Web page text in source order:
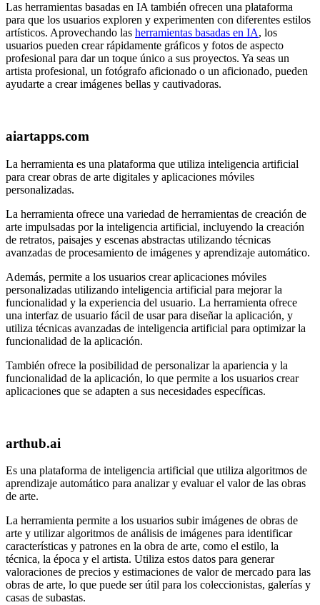
Las herramientas basadas en IA también ofrecen una plataforma
para que los usuarios exploren y experimenten con diferentes estilos
artísticos. Aprovechando las herramientas basadas en IA, los
usuarios pueden crear rápidamente gráficos y fotos de aspecto
profesional para dar un toque único a sus proyectos. Ya seas un
artista profesional, un fotógrafo aficionado o un aficionado, pueden
ayudarte a crear imágenes bellas y cautivadoras.
aiartapps.com
La herramienta es una plataforma que utiliza inteligencia artificial
para crear obras de arte digitales y aplicaciones móviles
personalizadas.
La herramienta ofrece una variedad de herramientas de creación de
arte impulsadas por la inteligencia artificial, incluyendo la creación
de retratos, paisajes y escenas abstractas utilizando técnicas
avanzadas de procesamiento de imágenes y aprendizaje automático.
Además, permite a los usuarios crear aplicaciones móviles
personalizadas utilizando inteligencia artificial para mejorar la
funcionalidad y la experiencia del usuario. La herramienta ofrece
una interfaz de usuario fácil de usar para diseñar la aplicación, y
utiliza técnicas avanzadas de inteligencia artificial para optimizar la
funcionalidad de la aplicación.
También ofrece la posibilidad de personalizar la apariencia y la
funcionalidad de la aplicación, lo que permite a los usuarios crear
aplicaciones que se adapten a sus necesidades específicas.
arthub.ai
Es una plataforma de inteligencia artificial que utiliza algoritmos de
aprendizaje automático para analizar y evaluar el valor de las obras
de arte.
La herramienta permite a los usuarios subir imágenes de obras de
arte y utilizar algoritmos de análisis de imágenes para identificar
características y patrones en la obra de arte, como el estilo, la
técnica, la época y el artista. Utiliza estos datos para generar
valoraciones de precios y estimaciones de valor de mercado para las
obras de arte, lo que puede ser útil para los coleccionistas, galerías y
casas de subastas.